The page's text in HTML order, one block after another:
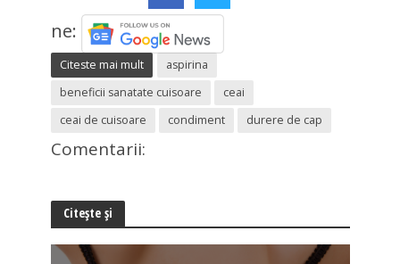
ne:
Citeste mai mult
aspirina
beneficii sanatate cuisoare
ceai
ceai de cuisoare
condiment durere de cap
Comentarii:
Citește și